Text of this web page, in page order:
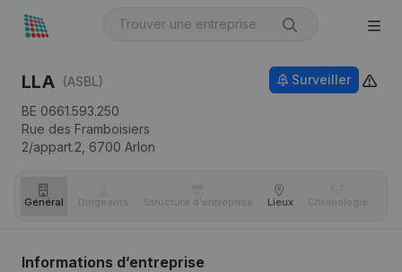
LLA (ASBL)
BE 0661.593.250
Rue des Framboisiers
2/appart.2, 6700 Arlon
Surveiller
Général Dirigeants Structure d'entreprise Lieux Chronologie
Informations d’entreprise